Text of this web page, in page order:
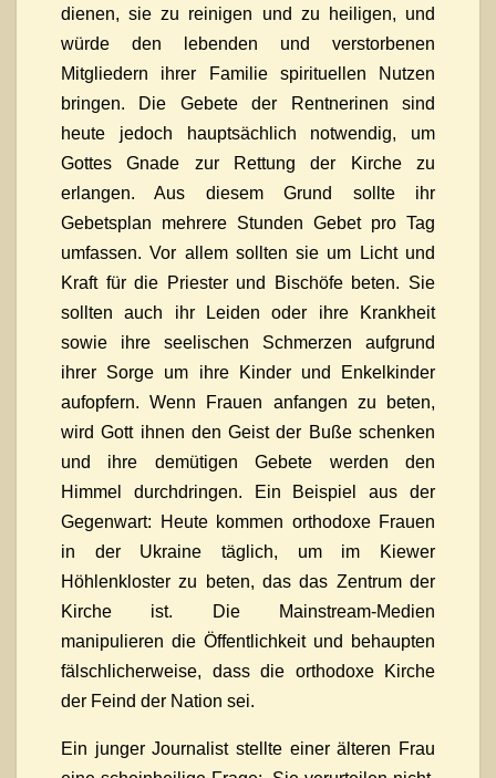
dienen, sie zu reinigen und zu heiligen, und
würde den lebenden und verstorbenen
Mitgliedern ihrer Familie spirituellen Nutzen
bringen. Die Gebete der Rentnerinen sind
heute jedoch hauptsächlich notwendig, um
Gottes Gnade zur Rettung der Kirche zu
erlangen. Aus diesem Grund sollte ihr
Gebetsplan mehrere Stunden Gebet pro Tag
umfassen. Vor allem sollten sie um Licht und
Kraft für die Priester und Bischöfe beten. Sie
sollten auch ihr Leiden oder ihre Krankheit
sowie ihre seelischen Schmerzen aufgrund
ihrer Sorge um ihre Kinder und Enkelkinder
aufopfern. Wenn Frauen anfangen zu beten,
wird Gott ihnen den Geist der Buße schenken
und ihre demütigen Gebete werden den
Himmel durchdringen. Ein Beispiel aus der
Gegenwart: Heute kommen orthodoxe Frauen
in der Ukraine täglich, um im Kiewer
Höhlenkloster zu beten, das das Zentrum der
Kirche ist. Die Mainstream-Medien
manipulieren die Öffentlichkeit und behaupten
fälschlicherweise, dass die orthodoxe Kirche
der Feind der Nation sei.
Ein junger Journalist stellte einer älteren Frau